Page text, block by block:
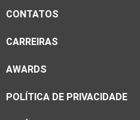
CONTATOS
CARREIRAS
AWARDS
POLÍTICA DE PRIVACIDADE